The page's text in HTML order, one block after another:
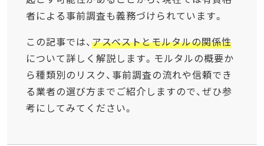
者による事前調査も義務づけられています。
この記事では、アスベストとモルタルの関係性
について詳しく解説します。モルタルの概要か
ら種類別のリスク、事前調査の流れや信頼でき
る業者の選び方までご紹介しますので、ぜひ参
考にしてみてください。